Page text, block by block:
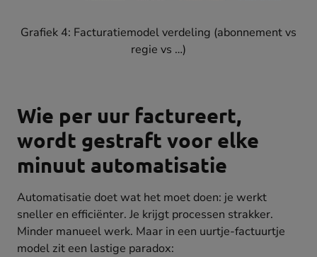
Grafiek 4: Facturatiemodel verdeling (abonnement vs
regie vs …)
Wie per uur factureert,
wordt gestraft voor elke
minuut automatisatie
Automatisatie doet wat het moet doen: je werkt
sneller en efficiënter. Je krijgt processen strakker.
Minder manueel werk. Maar in een uurtje-factuurtje
model zit een lastige paradox: